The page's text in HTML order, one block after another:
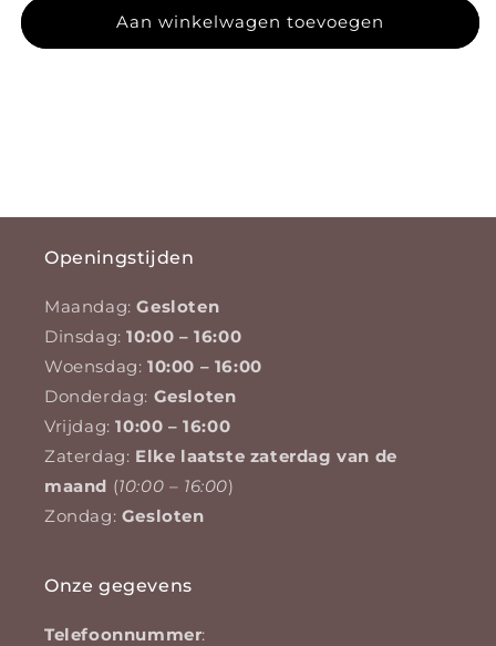
Aan winkelwagen toevoegen
Openingstijden
Maandag:Gesloten
Dinsdag:10:00 – 16:00
Woensdag: 10:00 – 16:00
Donderdag: Gesloten
Vrijdag:10:00 – 16:00
Zaterdag: Elke laatste zaterdag van de
maand (10:00 – 16:00)
Zondag: Gesloten
Onze gegevens
Telefoonnummer: